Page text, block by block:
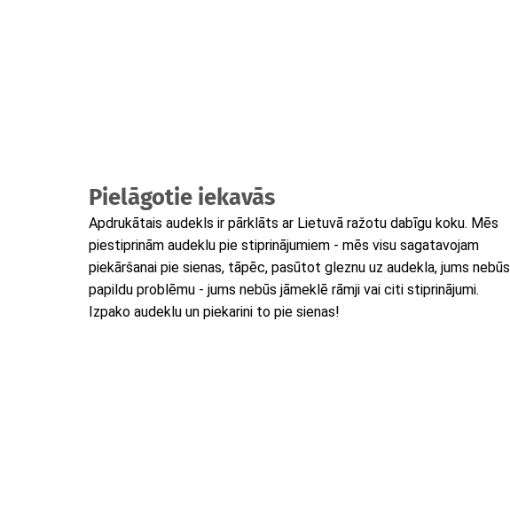
Pielāgotie iekavās
Apdrukātais audekls ir pārklāts ar Lietuvā ražotu dabīgu koku. Mēs
piestiprinām audeklu pie stiprinājumiem - mēs visu sagatavojam
piekāršanai pie sienas, tāpēc, pasūtot gleznu uz audekla, jums nebūs
papildu problēmu - jums nebūs jāmeklē rāmji vai citi stiprinājumi.
Izpako audeklu un piekarini to pie sienas!